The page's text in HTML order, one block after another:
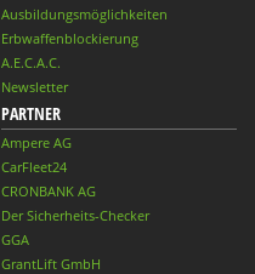
Ausbildungsmöglichkeiten
Erbwaffenblockierung
A.E.C.A.C.
Newsletter
PARTNER
Ampere AG
CarFleet24
CRONBANK AG
Der Sicherheits-Checker
GGA
GrantLift GmbH